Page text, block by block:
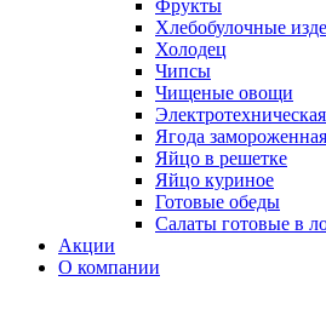
Фрукты
Хлебобулочные
Холодец
Чипсы
Чищеные овощи
Ягода замороженная
Яйцо в решетке
Яйцо куриное
Готовые обеды
Салаты готовые в
Акции
О компании